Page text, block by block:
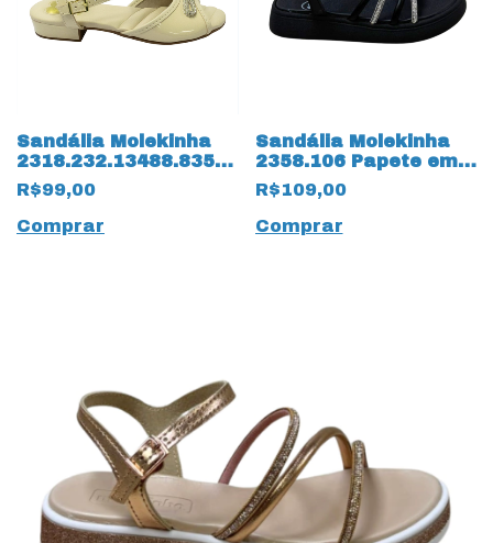
Sandália Molekinha
2318.232.13488.83517
Verniz Premium
14164 Creme
R$99,00
Comprar
Sandália Molekinha
2358.106 Papete em
Napa Turim Preto
R$109,00
Comprar